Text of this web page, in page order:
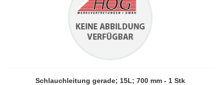
Schlauchleitung gerade; 15L; 700 mm - 1 Stk